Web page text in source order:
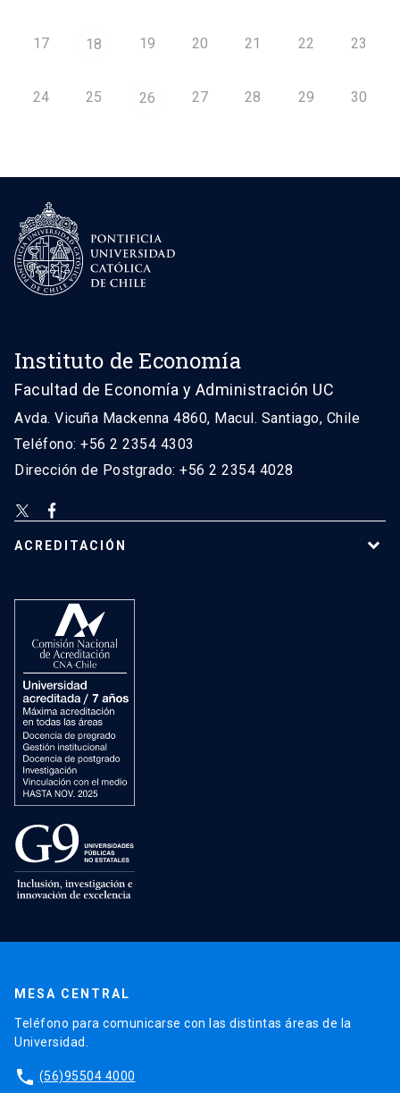
17 18 19 20 21 22 23
24 25 26 27 28 29 30
Instituto de Economía
Facultad de Economía y Administración UC
Avda. Vicuña Mackenna 4860, Macul. Santiago, Chile
Teléfono: +56 2 2354 4303
Dirección de Postgrado: +56 2 2354 4028
ACREDITACIÓN
MESA CENTRAL
Teléfono para comunicarse con las distintas áreas de la
Universidad.
phone (56)95504 4000